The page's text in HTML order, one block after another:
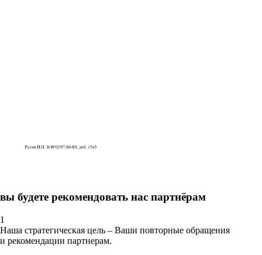
вы будете рекомендовать нас партнёрам
1
Наша стратегическая цель – Ваши повторные обращения
и рекомендации партнерам.